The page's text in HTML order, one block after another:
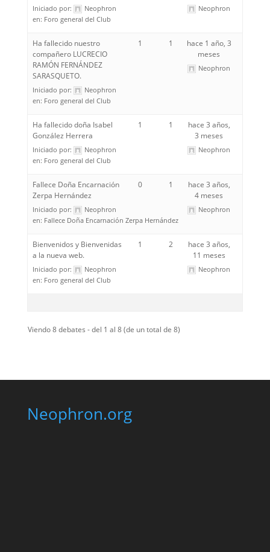
Iniciado por:
Neophron
en: Foro general del Club
Neophron
Ha fallecido nuestro
compañero LUCRECIO
RAMÓN FERNÁNDEZ
SARASQUETO.
Iniciado por:
Neophron
en: Foro general del Club
1 1
hace 1 año, 3
meses
Neophron
Ha fallecido doña Isabel
González Herrera
Iniciado por:
Neophron
en: Foro general del Club
1 1
hace 3 años,
3 meses
Neophron
Fallece Doña Encarnación
Zerpa Hernández
Iniciado por:
Neophron
en: Fallece Doña Encarnación Zerpa Hernández
0 1
hace 3 años,
4 meses
Neophron
Bienvenidos y Bienvenidas
a la nueva web.
Iniciado por:
Neophron
en: Foro general del Club
1 2
hace 3 años,
11 meses
Neophron
Viendo 8 debates - del 1 al 8 (de un total de 8)
Neophron.org